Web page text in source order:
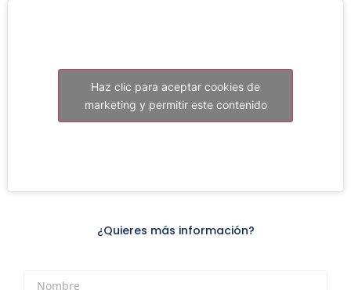
Haz clic para aceptar cookies de
marketing y permitir este contenido
¿Quieres más información?